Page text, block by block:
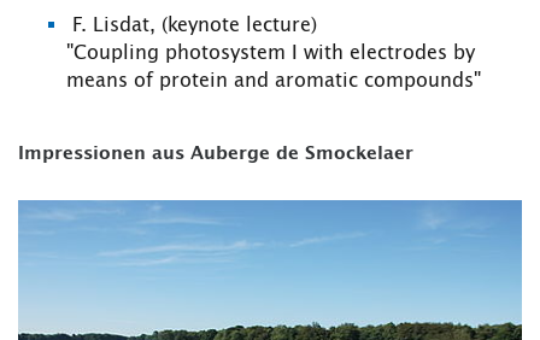
TH Online-Portal Personensuche
F. Lisdat, (keynote lecture)
"Coupling photosystem I with electrodes by
means of protein and aromatic compounds"
Impressionen aus Auberge de Smockelaer